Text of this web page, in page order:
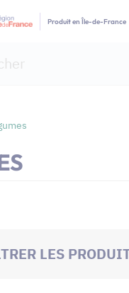
Produit en Île-de-France
LES